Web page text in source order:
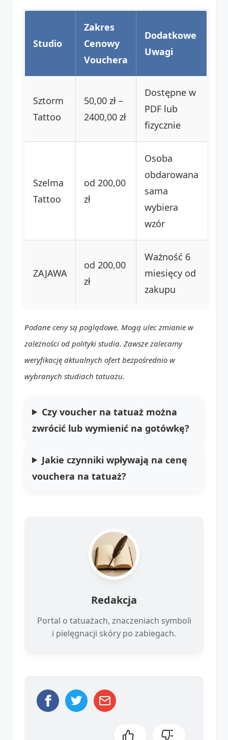
Studio
Zakres
Cenowy
Vouchera
Dodatkowe
Uwagi
Sztorm
Tattoo
50,00 zł –
2400,00 zł
Dostępne w
PDF lub
fizycznie
Szelma
Tattoo
od 200,00
zł
Osoba
obdarowana
sama
wybiera
wzór
ZAJAWA
od 200,00
zł
Ważność 6
miesięcy od
zakupu
Podane ceny są poglądowe. Mogą ulec zmianie w
zależności od polityki studia. Zawsze zalecamy
weryfikację aktualnych ofert bezpośrednio w
wybranych studiach tatuażu.
Czy voucher na tatuaż można
zwrócić lub wymienić na gotówkę?
Jakie czynniki wpływają na cenę
vouchera na tatuaż?
Redakcja
Portal o tatuażach, znaczeniach symboli
i pielęgnacji skóry po zabiegach.